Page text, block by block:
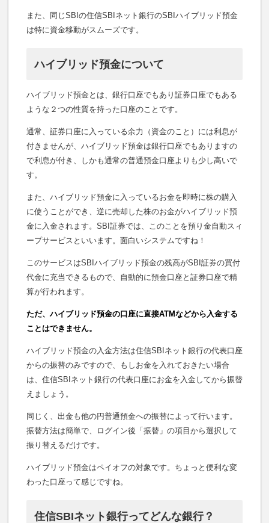
また、同じSBIの住信SBIネット銀行のSBIハイブリッド預金
は特に資金移動がスムーズです。
ハイブリッド預金について
ハイブリッド預金とは、銀行口座でもあり証券口座でもある
ような２つの性質を持った口座のことです。
通常、証券口座に入っている余力（資金のこと）には利息が
付きませんが、ハイブリッド預金は銀行口座でもありますの
で利息が付き、しかも通常の普通預金口座よりも少し高いで
す。
また、ハイブリッド預金に入っているお金を即時に株の購入
に使うことができ、逆に売却した株のお金がハイブリッド預
金に入金されます。SBI証券では、このことを預り金自動スィ
ープサービスといいます。面白いシステムですね！
このサービスはSBIハイブリッド預金の残高がSBI証券の買付
代金に充当できるもので、自動的に預金口座と証券口座で精
算が行われます。
ただ、ハイブリッド預金の口座に直接ATMなどから入金する
ことはできません。
ハイブリッド預金の入金方法は住信SBIネット銀行の代表口座
からの振替のみですので、もしお金を入れておきたい場合
は、住信SBIネット銀行の代表口座にお金を入金してから振替
えましょう。
同じく、出金も他の円普通預金への振替によって行います。
振替方法は簡単で、ログイン後「振替」の項目から選択して
振り替えるだけです。
ハイブリッド預金はペイオフの対象です。ちょっと便利な変
わった口座って感じですね。
住信SBIネット銀行ってどんな銀行？